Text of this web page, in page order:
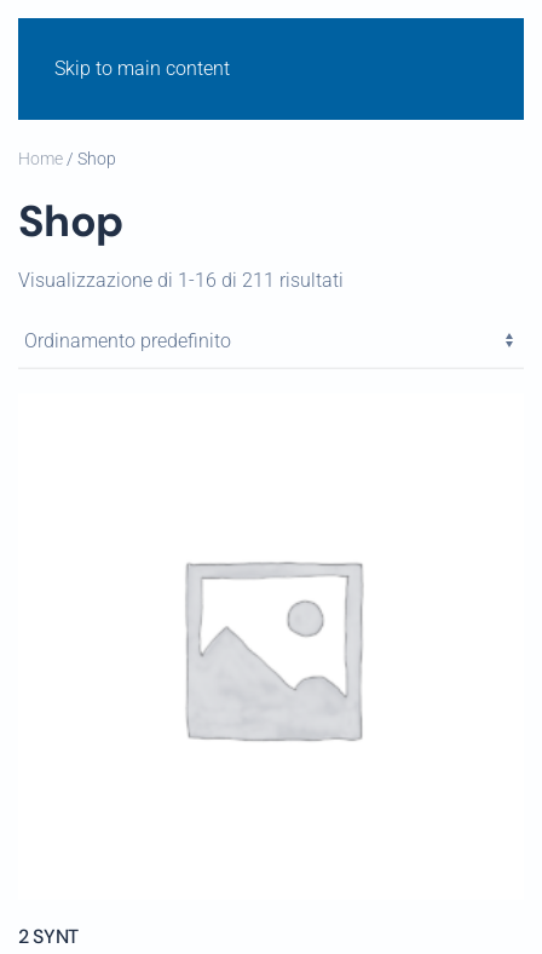
Skip to main content
Home / Shop
Shop
Visualizzazione di 1-16 di 211 risultati
2 SYNT